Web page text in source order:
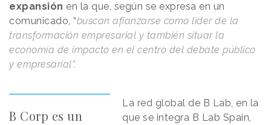
expansión en la que, según se expresa en un
comunicado, “buscan afianzarse como líder de la
transformación empresarial y también situar la
economía de impacto en el centro del debate público
y empresarial”.
B Corp es un
La red global de B Lab, en la
que se integra B Lab Spain,